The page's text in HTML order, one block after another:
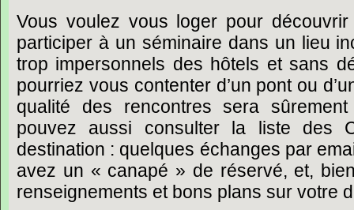
Vous voulez vous loger pour découvrir
participer à un séminaire dans un lieu
trop impersonnels des hôtels et sans
pourriez vous contenter d’un pont ou
qualité
des rencontres sera sûrement
pouvez
aussi consulter la liste des
destination : quelques échanges par
avez un « canapé » de réservé, et,
renseignements et bons plans sur votre